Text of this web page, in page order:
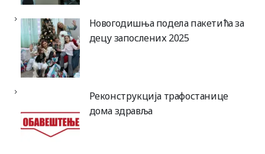
Новогодишња подела пакетића за
децу запослених 2025
Реконструкција трафостанице
дома здравља